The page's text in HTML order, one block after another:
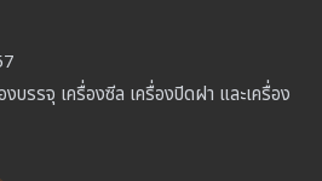
บรรจุ เครื่องซีล เครื่องปิดฝา และเครื่อง